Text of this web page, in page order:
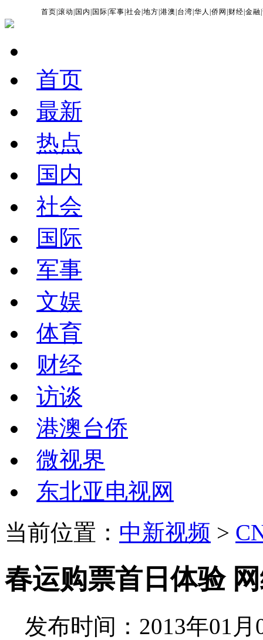
首页 |滚动 国内 国际 |军事 |社会 |地方 |港澳 台湾 |华人 |侨网 财经 |金融 |
首页
最新
热点
国内
社会
国际
军事
文娱
体育
财经
访谈
港澳台侨
微视界
东北亚电视网
当前位置： 中新视频 >
春运购票首日体验
发布时间：2013年01月